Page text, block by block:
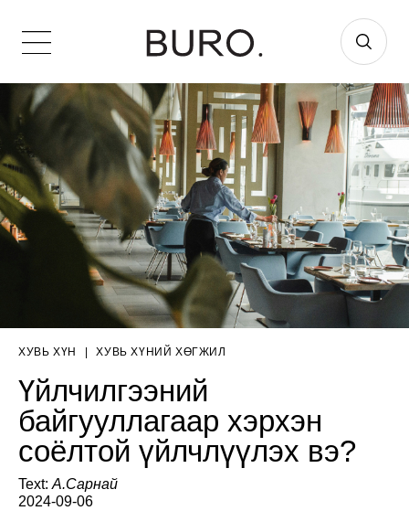
ХУВЬ ХҮН ХУВЬ ХҮНИЙ ХӨГЖИЛ
Үйлчилгээний
байгууллагаар хэрхэн
соёлтой үйлчлүүлэх вэ?
Text: А.Сарнай
2024-09-06